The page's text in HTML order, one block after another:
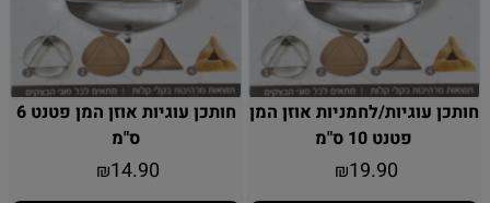
חותכן עוגיות/לחמניות אוזן המן
פטנט 10 ס"מ
₪19.90
חותכן עוגיות אוזן המן פטנט 6
ס"מ
₪14.90